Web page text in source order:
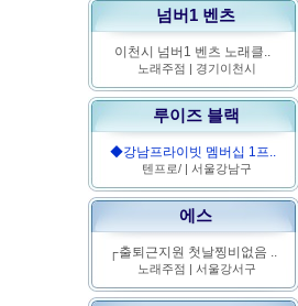
넘버1 벤츠
이천시 넘버1 벤츠 노래클..
노래주점 | 경기이천시
루이즈 블랙
◆강남프라이빗 멤버십 1프..
텐프로/ | 서울강남구
에스
┌출퇴근지원 첫날찡비없음 ..
노래주점 | 서울강서구